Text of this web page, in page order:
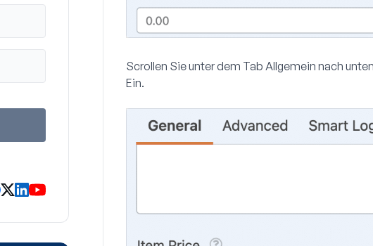
Scrollen Sie unter dem Tab Allgemein nach
Ein.